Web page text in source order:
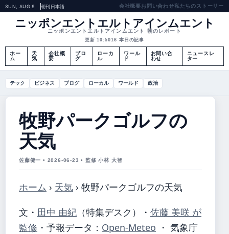
SUN, AUG 9 朝刊日本語 会社概要お問い合わせ私たちのストーリー
ニッポンエントエルトアインムエント
ニッポンエントエルトアインムエント 朝のレポート
更新 10:5016 本日の記事
ホー
ム
天
気
会社概
要
ブロ
グ
ローカ
ル
ワール
ド
お問い合
わせ
ニュースレ
ター
テック ビジネス ブログ ローカル ワールド 政治
牧野パークゴルフの
天気
佐藤健一 • 2026-06-23 • 監修 小林 大智
ホーム › 天気 › 牧野パークゴルフの天気
文・ 田中 由紀 （特集デスク） ・ 佐藤 美咲 が
監修 ・ 予報データ： Open-Meteo ・ 気象庁